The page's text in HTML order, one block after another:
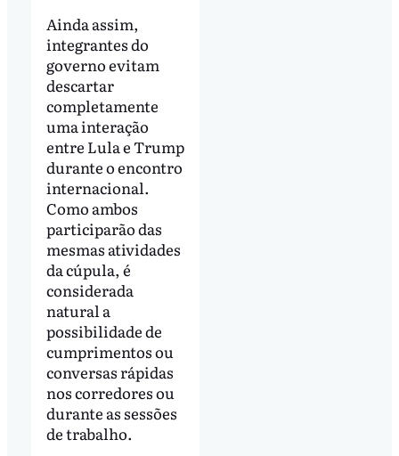
Ainda assim,
integrantes do
governo evitam
descartar
completamente
uma interação
entre Lula e Trump
durante o encontro
internacional.
Como ambos
participarão das
mesmas atividades
da cúpula, é
considerada
natural a
possibilidade de
cumprimentos ou
conversas rápidas
nos corredores ou
durante as sessões
de trabalho.